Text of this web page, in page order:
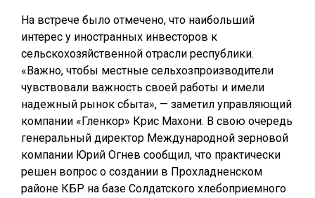
На встрече было отмечено, что наибольший
интерес у иностранных инвесторов к
сельскохозяйственной отрасли республики.
«Важно, чтобы местные сельхозпроизводители
чувствовали важность своей работы и имели
надежный рынок сбыта», — заметил управляющий
компании «Гленкор» Крис Махони. В свою очередь
генеральный директор Международной зерновой
компании Юрий Огнев сообщил, что практически
решен вопрос о создании в Прохладненском
районе КБР на базе Солдатского хлебоприемного